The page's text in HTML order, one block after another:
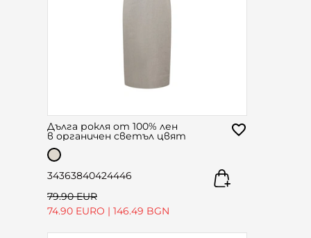
Дълга рокля от 100% лен
в органичен светъл цвят
34363840424446
79.90 EUR
74.90 EURO | 146.49 BGN